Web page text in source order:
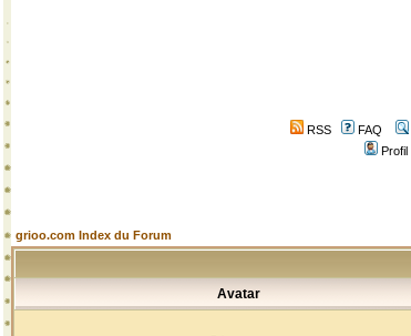
RSS FAQ
Profil
grioo.com Index du Forum
Avatar